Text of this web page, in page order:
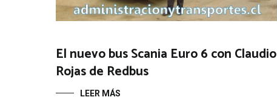
El nuevo bus Scania Euro 6 con Claudio
Rojas de Redbus
LEER MÁS